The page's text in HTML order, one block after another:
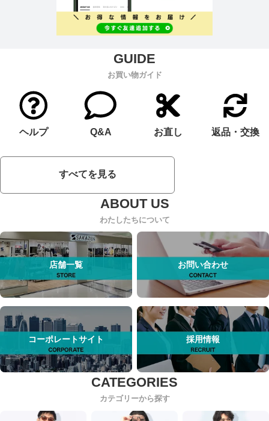
お買い物ガイド
ヘルプ Q&A お直し 返品・交換
すべてを見る
わたしたちについて
店舗一覧 お問い合わせ
コーポレートサイト 採用情報
カテゴリーから探す